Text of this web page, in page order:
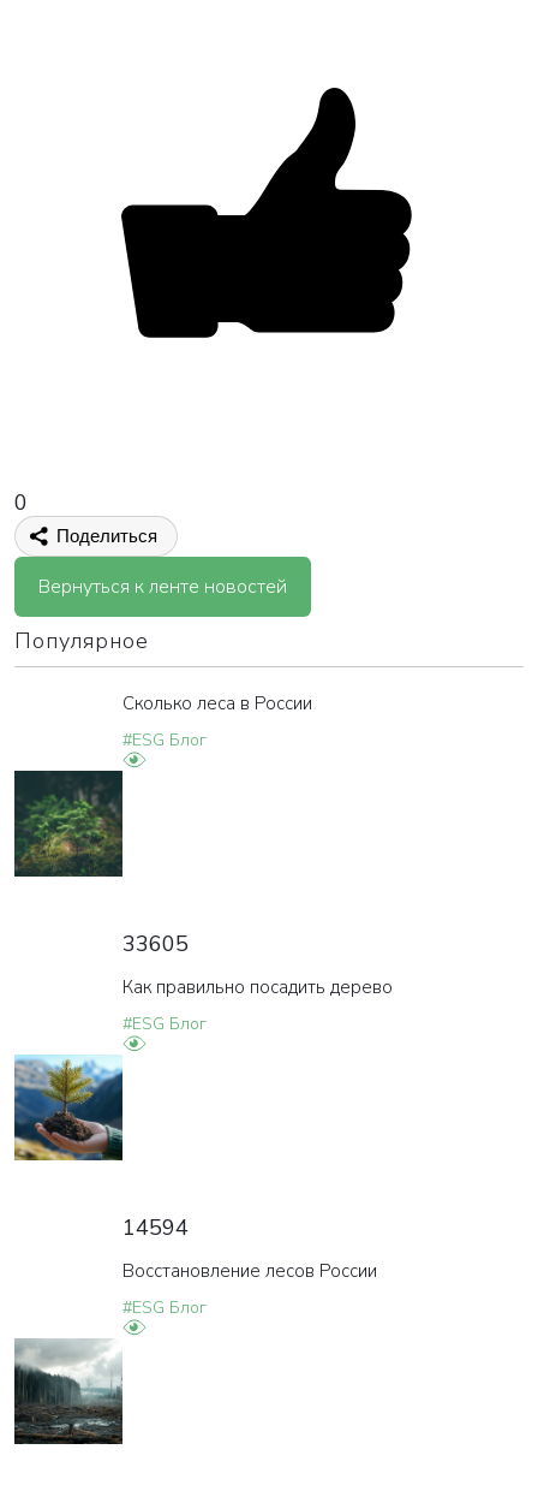
0
Поделиться
Вернуться к ленте новостей
Популярное
Сколько леса в России
#ESG Блог
33605
Как правильно посадить дерево
#ESG Блог
14594
Восстановление лесов России
#ESG Блог